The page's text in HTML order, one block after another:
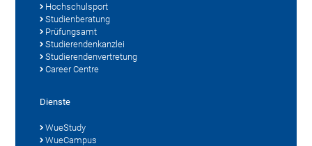
Hochschulsport
Studienberatung
Prüfungsamt
Studierendenkanzlei
Studierendenvertretung
Career Centre
Dienste
WueStudy
WueCampus